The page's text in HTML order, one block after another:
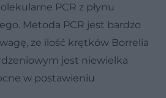
PCR z płynu
Metoda PCR jest bardzo
ze ilość krętków Borrelia
jest niewielka
w postawieniu